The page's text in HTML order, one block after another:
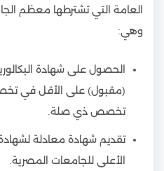
العامة التي تشترطها معظم
وهي:
الحصول على شهادة
(مقبول) على الأقل في
تخصص ذي صلة.
تقديم شهادة معادلة
الأعلى للجامعات المصرية.